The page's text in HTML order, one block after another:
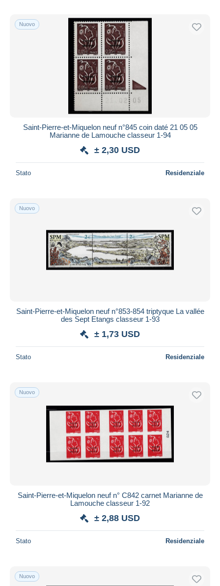
Nuovo
Saint-Pierre-et-Miquelon neuf n°845 coin daté 21 05 05
Marianne de Lamouche classeur 1-94
± 2,30 USD
Stato Residenziale
Nuovo
Saint-Pierre-et-Miquelon neuf n°853-854 triptyque La vallée
des Sept Etangs classeur 1-93
± 1,73 USD
Stato Residenziale
Nuovo
Saint-Pierre-et-Miquelon neuf n° C842 carnet Marianne de
Lamouche classeur 1-92
± 2,88 USD
Stato Residenziale
Nuovo